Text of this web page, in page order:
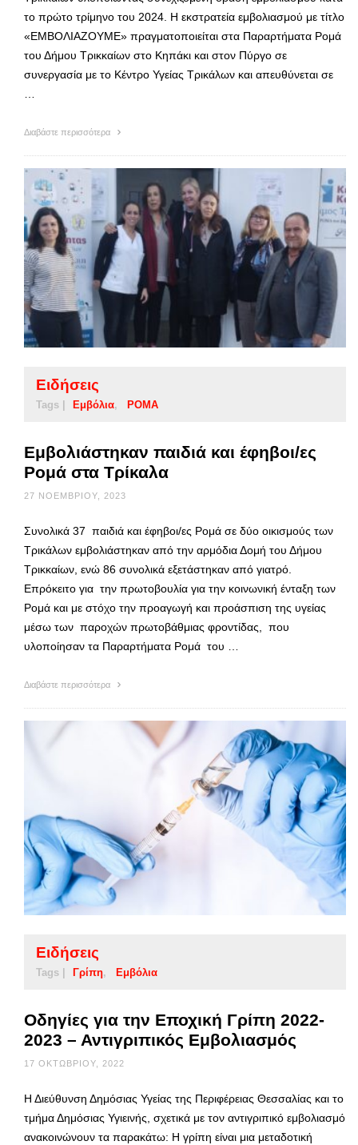
το πρώτο τρίμηνο του 2024. Η εκστρατεία εμβολιασμού με τίτλο
«ΕΜΒΟΛΙΑΖΟΥΜΕ» πραγματοποιείται στα Παραρτήματα Ρομά
του Δήμου Τρικκαίων στο Κηπάκι και στον Πύργο σε
συνεργασία με το Κέντρο Υγείας Τρικάλων και απευθύνεται σε
…
Διαβάστε περισσότερα
Ειδήσεις
Tags | Εμβόλια ΡΟΜΑ
Εμβολιάστηκαν παιδιά και έφηβοι/ες
Ρομά στα Τρίκαλα
27 ΝΟΕΜΒΡΊΟΥ, 2023
Συνολικά 37 παιδιά και έφηβοι/ες Ρομά σε δύο οικισμούς των
Τρικάλων εμβολιάστηκαν από την αρμόδια Δομή του Δήμου
Τρικκαίων, ενώ 86 συνολικά εξετάστηκαν από γιατρό.
Επρόκειτο για την πρωτοβουλία για την κοινωνική ένταξη των
Ρομά και με στόχο την προαγωγή και προάσπιση της υγείας
μέσω των παροχών πρωτοβάθμιας φροντίδας, που
υλοποίησαν τα Παραρτήματα Ρομά του …
Διαβάστε περισσότερα
Ειδήσεις
Tags | Γρίπη Εμβόλια
Οδηγίες για την Εποχική Γρίπη 2022-
2023 – Αντιγριπικός Εμβολιασμός
17 ΟΚΤΩΒΡΊΟΥ, 2022
Η Διεύθυνση Δημόσιας Υγείας της Περιφέρειας Θεσσαλίας και το
τμήμα Δημόσιας Υγιεινής, σχετικά με τον αντιγριπικό εμβολιασμό
ανακοινώνουν τα παρακάτω: Η γρίπη είναι μια μεταδοτική